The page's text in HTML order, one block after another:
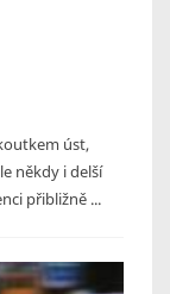
úst,
někdy i delší
přibližně ...